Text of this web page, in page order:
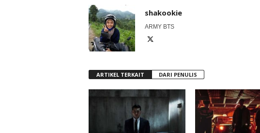
shakookie
ARMY BTS
ARTIKEL TERKAIT DARI PENULIS